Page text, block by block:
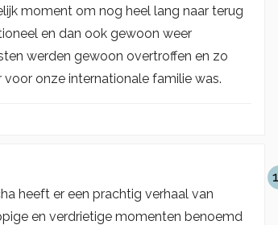
moment om nog heel lang naar terug
en dan ook gewoon weer
werden gewoon overtroffen en zo
onze internationale familie was.
heeft er een prachtig verhaal van
en verdrietige momenten benoemd